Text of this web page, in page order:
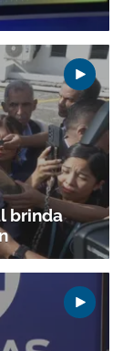
brinda